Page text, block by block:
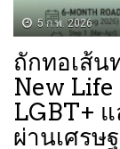
5 ก.พ. 2026
ถักทอเส้น
New Life
LGBT+
ผ่านเศรษ